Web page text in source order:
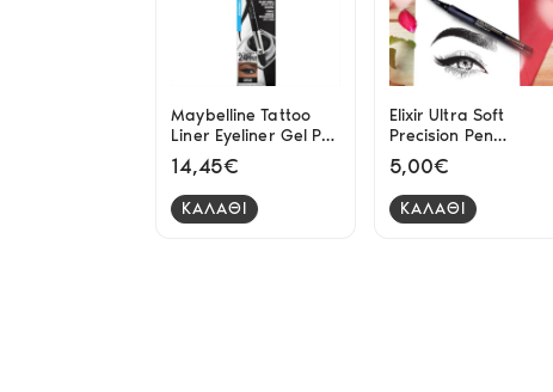
Maybelline Tattoo
Liner Eyeliner Gel Pot
- Black
14,45€
ΚΑΛΑΘΙ
Elixir Ultra Soft
Precision Pen
Eyeliiner Waterproof
5,00€
ΚΑΛΑΘΙ